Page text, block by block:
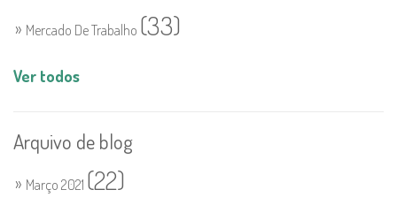
Mercado De Trabalho (33)
Ver todos
Arquivo de blog
Março 2021 (22)